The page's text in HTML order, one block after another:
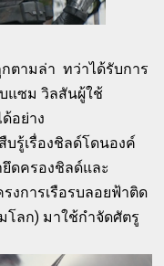
ตามล่า ทว่าได้รับการ
แซม วิลสันผู้ใช้
อย่าง
บรู้เรื่องชิลด์โดนองค์
ดครองชิลด์และ
งการเรือรบลอยฟ้าติด
โลก) มาใช้กำจัดศัตรู